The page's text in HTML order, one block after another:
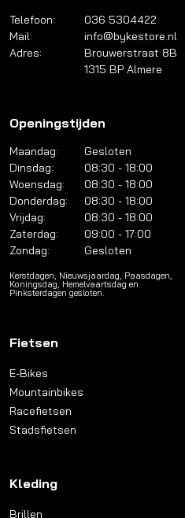
Telefoon:
036 5304422
Mail:
info@bykestore.nl
Adres:
Brouwerstraat 8B
1315 BP Almere
Openingstijden
Maandag:
Gesloten
Dinsdag:
08:30 - 18:00
Woensdag:
08:30 - 18:00
Donderdag:
08:30 - 18:00
Vrijdag:
08:30 - 18:00
Zaterdag:
09:00 - 17:00
Zondag:
Gesloten
Kerstdagen, Nieuwsjaardag, Paasdagen,
Koningsdag, Hemelvaartsdag en
Pinksterdagen gesloten.
Fietsen
E-Bikes
Mountainbikes
Racefietsen
Stadsfietsen
Kleding
Brillen